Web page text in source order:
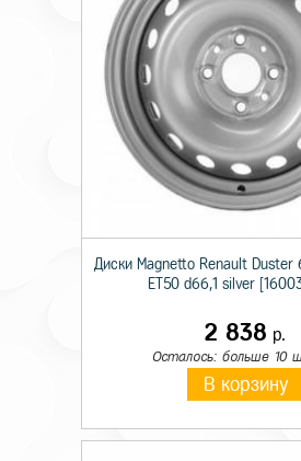
Диски Magnetto Renault Duster
ET50 d66,1 silver
2 838 р.
Осталось: больше 10
В корзину